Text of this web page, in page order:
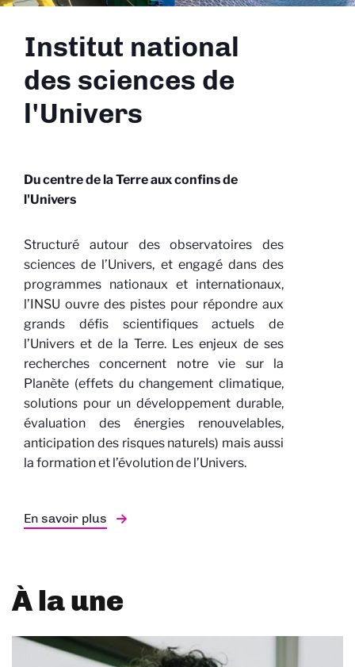
Institut national
des sciences de
l'Univers
Du centre de la Terre aux confins de
l'Univers
Structuré autour des observatoires des
sciences de l’Univers, et engagé dans des
programmes nationaux et internationaux,
l’INSU ouvre des pistes pour répondre aux
grands défis scientifiques actuels de
l’Univers et de la Terre. Les enjeux de ses
recherches concernent notre vie sur la
Planète (effets du changement climatique,
solutions pour un développement durable,
évaluation des énergies renouvelables,
anticipation des risques naturels) mais aussi
la formation et l’évolution de l’Univers.
En savoir plus
À la une